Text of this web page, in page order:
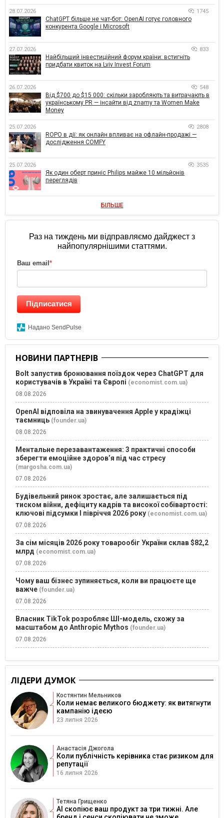
28.07.2026 1745
ChatGPT більше не чат-бот: OpenAI готує головного
конкурента Google і Microsoft
27.07.2026 833
Найбільший інвестиційний форум країни: встигніть
придбати квиток на Lviv Invest Forum
26.07.2026 548
Від $700 до $15 000: скільки заробляють та витрачають в
українському PR — інсайти від znamy та Women Make
Money
25.07.2026 2808
ROPO в дії: як онлайн впливає на офлайн-продажі —
дослідження COMFY
25.07.2026 3535
Як один оберт приніс Philips майже 10 мільйонів
переглядів
БІЛЬШЕ
Раз на тиждень ми відправляємо дайджест з
найпопулярнішими статтями.
Ваш email *
Підписатися
Надано SendPulse
НОВИНИ ПАРТНЕРІВ
Bolt запустив бронювання поїздок через ChatGPT для
користувачів в Україні та Європі (economist.com.ua)
08.08.2026
OpenAI відповіла на звинувачення Apple у крадіжці
таємниць (founder.ua)
08.08.2026
Ментальне перезавантаження: 3 практичні способи
зберегти емоційне здоров’я під час стресу
(margosha.com.ua)
07.08.2026
Будівельний ринок зростає, але залишається під
тиском війни, дефіциту кадрів та високої собівартості:
ключові підсумки І півріччя 2026 року (economist.com.ua)
07.08.2026
За сім місяців 2026 року товарообіг України склав $82,2
млрд (economist.com.ua)
07.08.2026
Чому ваш бізнес зупиняється, коли ви працюєте ще
важче (founder.ua)
07.08.2026
Власник TikTok розробляє ШІ-модель, схожу за
масштабом до Anthropic Mythos (founder.ua)
07.08.2026
ЛІДЕРИ ДУМОК
Костянтин Мельников
Коли немає великого бюджету: як витягнути
кампанію ідеєю
23 липня 2026
Анастасія Джогола
Коли публічність керівника стає ризиком для
репутації
16 липня 2026
Тетяна Грищенко
AI скопіює ваш продукт за три тижні. Але